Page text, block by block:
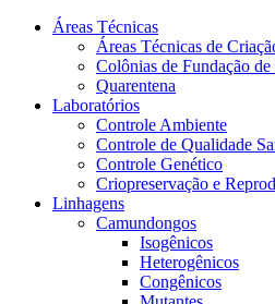
Áreas Técnicas
Áreas Técnicas de
Colônias de Fundação
Quarentena
Laboratórios
Controle Ambiente
Controle de Qualidade
Controle Genético
Criopreservação e
Linhagens
Camundongos
Isogênicos
Heterogênicos
Congênicos